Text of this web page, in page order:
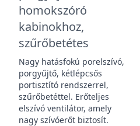
homokszóró
kabinokhoz,
szűrőbetétes
Nagy hatásfokú porelszívó,
porgyűjtő, kétlépcsős
portisztító rendszerrel,
szűrőbetéttel. Erőteljes
elszívó ventilátor, amely
nagy szívóerőt biztosít.